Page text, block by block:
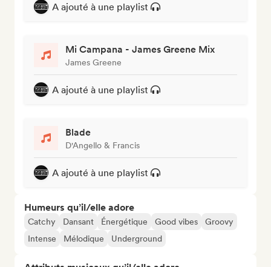
A ajouté à une playlist
Mi Campana - James Greene Mix
James Greene
A ajouté à une playlist
Blade
D'Angello & Francis
A ajouté à une playlist
Humeurs qu’il/elle adore
Catchy Dansant Énergétique Good vibes
Groovy
Intense
Mélodique Underground